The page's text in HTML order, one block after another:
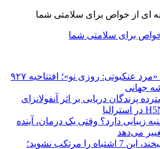
خواص برای سلامتی شما
رکوردشکنی تاریخی «مرد عنکبوتی: روزی نو»؛ افتتاحیه ۹۲۷
جهانی
پرندگان دریایی بر اثر آنفولانزای
زیبایی دارد؟ وقتی یک درمان، آینده
می‌دهد
قبل از اصلاح طرح لبخند، این 7 اشتباه را مرتکب نشوید؛